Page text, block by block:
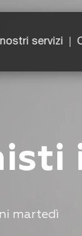
nostri servizi
martedì